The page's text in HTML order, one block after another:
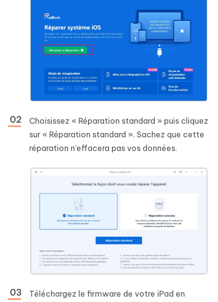
Choisissez « Réparation standard » puis cliquez
sur « Réparation standard ». Sachez que cette
réparation n’effacera pas vos données.
Téléchargez le firmware de votre iPad en